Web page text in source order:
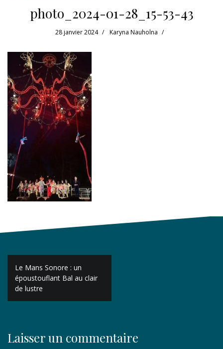
photo_2024-01-28_15-53-43
28 janvier 2024 Karyna Nauholna
Navigation
de
l’article
Le Mans Sonore : un
époustouflant Bal au clair
de lustre
Laisser un commentaire